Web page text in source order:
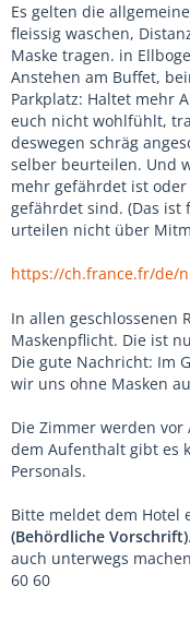
Es gelten die
fleissig waschen,
Maske tragen. in
Anstehen am Buffet,
Parkplatz: Haltet mehr
euch nicht wohlfühlt,
deswegen schräg
selber beurteilen. Und
mehr gefährdet ist
gefährdet sind. (Das
urteilen nicht über
https://ch.france.fr/de/
In allen geschlossenen
Maskenpflicht. Die ist
Die gute Nachricht: Im
wir uns ohne Masken
Die Zimmer werden
dem Aufenthalt gibt es
Personals.
Bitte meldet dem Hotel
(Behördliche Vorschrift)
auch unterwegs
60 60